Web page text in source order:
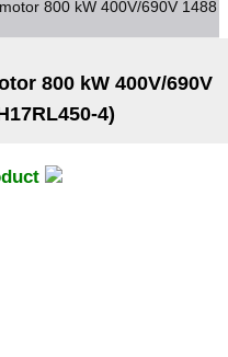
800 kW 400V/690V 1488
800 kW 400V/690V
4)